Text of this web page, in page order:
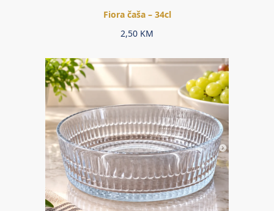
Fiora čaša – 34cl
2,50 KM